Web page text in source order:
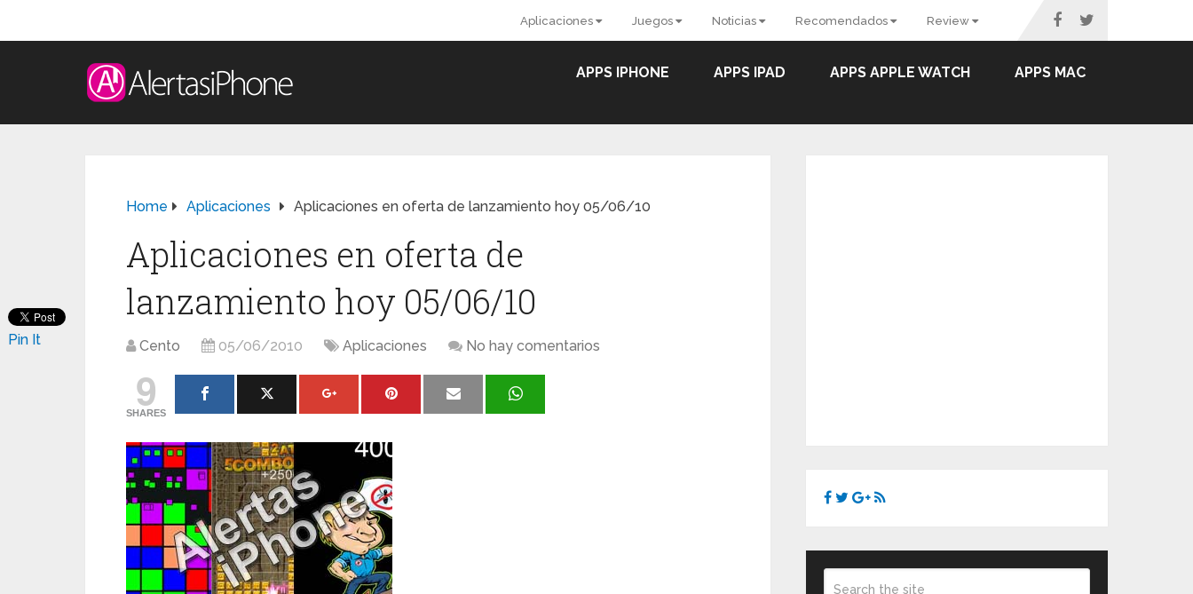
Aplicaciones Juegos Noticias Recomendados Review
APPS IPHONE APPS IPAD APPS APPLE WATCH APPS MAC
Home Aplicaciones Aplicaciones en oferta de lanzamiento hoy 05/06/10
Aplicaciones en oferta de
lanzamiento hoy 05/06/10
Cento 05/06/2010 Aplicaciones No hay comentarios
9
SHARES
Pin It